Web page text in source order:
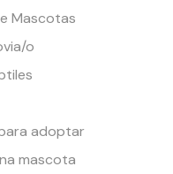
Mascotas
o
adoptar
mascota